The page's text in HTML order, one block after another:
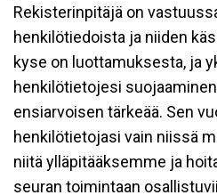
Rekisterinpitäjä on
henkilötiedoista ja niiden
kyse on luottamuksesta, ja
henkilötietojesi
ensiarvoisen tärkeää. Sen
henkilötietojasi vain niissä
niitä ylläpitääksemme ja
seuran toimintaan